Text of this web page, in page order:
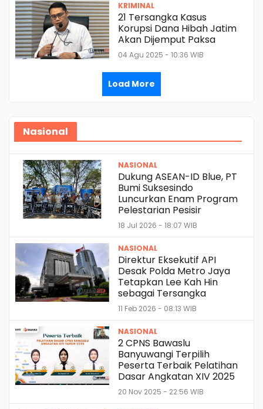
KRIMINAL
21 Tersangka Kasus
Korupsi Dana Hibah Jatim
Akan Dijemput Paksa
04 Agu 2025 - 10:36 WIB
Load More
Nasional
NASIONAL
Dukung ASEAN-ID Blue, PT
Bumi Suksesindo
Luncurkan Enam Program
Pelestarian Pesisir
18 Jul 2026 - 18:07 WIB
NASIONAL
Direktur Eksekutif API
Desak Polda Metro Jaya
Tetapkan Lee Kah Hin
sebagai Tersangka
11 Feb 2026 - 08:13 WIB
NASIONAL
2 CPNS Bawaslu
Banyuwangi Terpilih
Peserta Terbaik Pelatihan
Dasar Angkatan XIV 2025
20 Nov 2025 - 22:56 WIB